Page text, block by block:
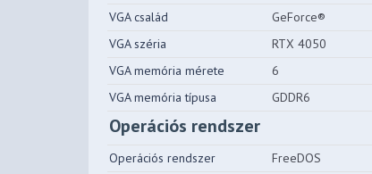
VGA család
GeForce®
VGA széria
RTX 4050
VGA memória mérete
6
VGA memória típusa
GDDR6
Operációs rendszer
Operációs rendszer FreeDOS